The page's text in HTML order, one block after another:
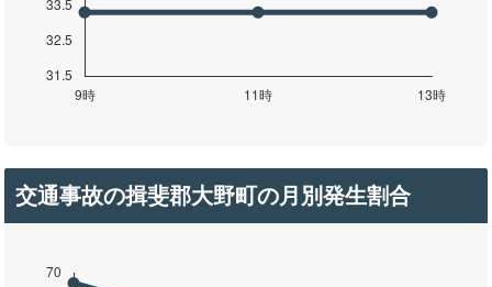
交通事故の揖斐郡大野町の月別発生割合